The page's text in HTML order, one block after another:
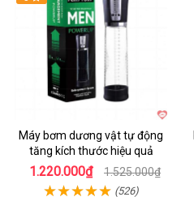
Máy bơm dương vật tự động
tăng kích thước hiệu quả
1.220.000₫ 1.525.000₫
(526)